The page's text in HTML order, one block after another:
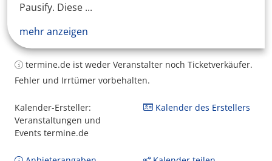
Pausify. Diese ...
mehr anzeigen
termine.de ist weder Veranstalter noch Ticketverkäufer.
Fehler und Irrtümer vorbehalten.
Kalender-Ersteller:
Veranstaltungen und
Events termine.de
Kalender des Erstellers